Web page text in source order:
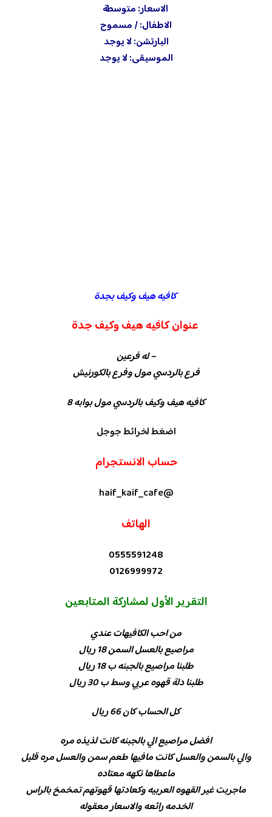
الاسعار: متوسطة
الاطفال: / مسموح
البارتشن: لا يوجد
الموسيقى: لا يوجد
كافيه هيف وكيف بجدة
عنوان كافيه هيف وكيف جدة
– له فرعين
فرع بالردسي مول وفرع بالكورنيش
كافيه هيف وكيف بالردسي مول بوابه 8
اضغط لخرائط جوجل
حساب الانستجرام
@haif_kaif_cafe
الهاتف
0555591248
0126999972
التقرير الأول لمشاركة المتابعين
من احب الكافيهات عندي
مراصيع بالعسل السمن 18 ريال
طلبنا مراصيع بالجبنه ب 18 ريال
طلبنا دلة قهوه عربي وسط ب 30 ريال
كل الحساب كان 66 ريال
افضل مراصيع الي بالجبنه كانت لذيذه مره
والي بالسمن والعسل كانت مافيها طعم سمن والعسل مره قليل
ماعطاها نكهه معتاده
ماجربت غير القهوه العربيه وكعادتها قهوتهم تمخمخ بالراس
الخدمه رائعه والاسعار معقوله